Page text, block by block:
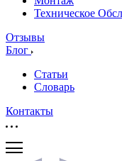
Техническое
Отзывы
Блог
Статьи
Словарь
Контакты